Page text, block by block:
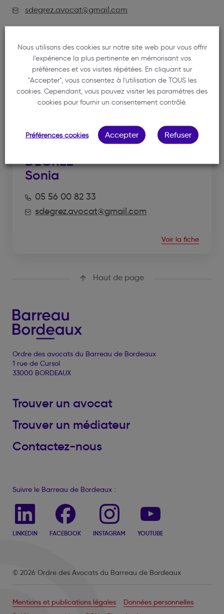
sdegrez.avocat@gmail.com
NOTRE MEMBRE
DEGREZ
Sonia
05 56 00 82 33
sdegrez.avocat@gmail.com
Voir la fiche
Haut de page
Ordre des avocats du Barreau de Bordeaux
1 rue de Cursol
33000 BORDEAUX
Trouver un avocat
Trouver un médiateur
Contactez-nous
Suivre le Barreau de Bordeaux :
LINKEDIN FACEBOOK INSTAGRAM YOUTUBE
© 2026 Ordre des Avocats du Barreau de Bordeaux
Mentions et publications légales
Données personnelles
Nous utilisons des cookies sur notre site web pour vous offrir
l'expérience la plus pertinente en mémorisant vos
préférences et vos visites répétées. En cliquant sur
"Accepter", vous consentez à l'utilisation de TOUS les
cookies. Cependant, vous pouvez visiter les paramètres des
cookies pour fournir un consentement contrôlé.
Préférences cookies Accepter Refuser